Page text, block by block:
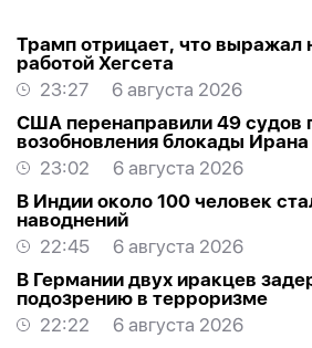
Трамп отрицает, что выражал
работой Хегсета
23:27
6 августа 2026
США перенаправили 49 судов
возобновления блокады Ирана
23:02
6 августа 2026
В Индии около 100 человек
наводнений
22:45
6 августа 2026
В Германии двух иракцев
подозрению в терроризме
22:22
6 августа 2026